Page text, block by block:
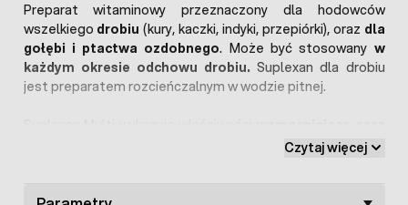
Preparat witaminowy przeznaczony dla hodowców
wszelkiego drobiu(kury, kaczki, indyki, przepiórki), oraz dla
gołębi i ptactwa ozdobnego. Może być stosowany w
każdym okresie odchowu drobiu.Suplexan dla drobiu
jest preparatem rozcieńczalnym w wodzie pitnej.
. Polecany jest szczególnie w okresach
Czytaj więcej